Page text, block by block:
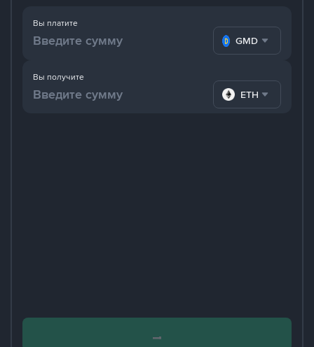
Вы платите
GMD
Вы получите
ETH